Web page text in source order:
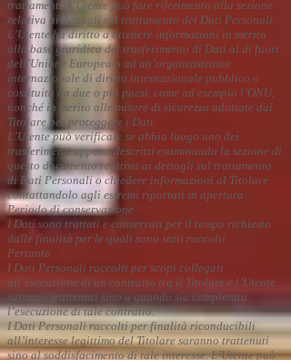
trattamento l’Utente può fare riferimento alla sezione
relativa ai dettagli sul trattamento dei Dati Personali.
L’Utente ha diritto a ottenere informazioni in merito
alla base giuridica del trasferimento di Dati al di fuori
dell’Unione Europea o ad un’organizzazione
internazionale di diritto internazionale pubblico o
costituita da due o più paesi, come ad esempio l’ONU,
nonché in merito alle misure di sicurezza adottate dal
Titolare per proteggere i Dati.
L’Utente può verificare se abbia luogo uno dei
trasferimenti appena descritti esaminando la sezione di
questo documento relativa ai dettagli sul trattamento
di Dati Personali o chiedere informazioni al Titolare
contattandolo agli estremi riportati in apertura.
Periodo di conservazione
I Dati sono trattati e conservati per il tempo richiesto
dalle finalità per le quali sono stati raccolti.
Pertanto:
I Dati Personali raccolti per scopi collegati
all’esecuzione di un contratto tra il Titolare e l’Utente
saranno trattenuti sino a quando sia completata
l’esecuzione di tale contratto.
I Dati Personali raccolti per finalità riconducibili
all’interesse legittimo del Titolare saranno trattenuti
sino al soddisfacimento di tale interesse. L’Utente può